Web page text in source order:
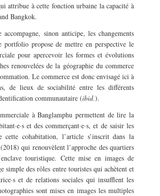
attribue à cette fonction urbaine la capacité à
Bangkok.
sinon anticipe, les changements
propose de mettre en perspective le
pour apercevoir les formes et évolutions
renouvelées de la géographie du commerce
Le commerce est donc envisagé ici à
de lieux de sociabilité entre les différents
communautaire (ibid.).
à Banglamphu permettent de lire la
et des commerçant·e·s, et de saisir les
cohabitation, l’article s’inscrit dans la
qui renouvèlent l’approche des quartiers
touristique. Cette mise en images de
simple des rôles entre touristes qui achètent et
et de relations sociales qui insufflent les
sont mises en images les multiples